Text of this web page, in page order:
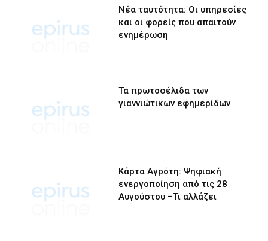
Νέα ταυτότητα: Οι υπηρεσίες
και οι φορείς που απαιτούν
ενημέρωση
Τα πρωτοσέλιδα των
γιαννιώτικων εφημερίδων
Κάρτα Αγρότη: Ψηφιακή
ενεργοποίηση από τις 28
Αυγούστου –Τι αλλάζει